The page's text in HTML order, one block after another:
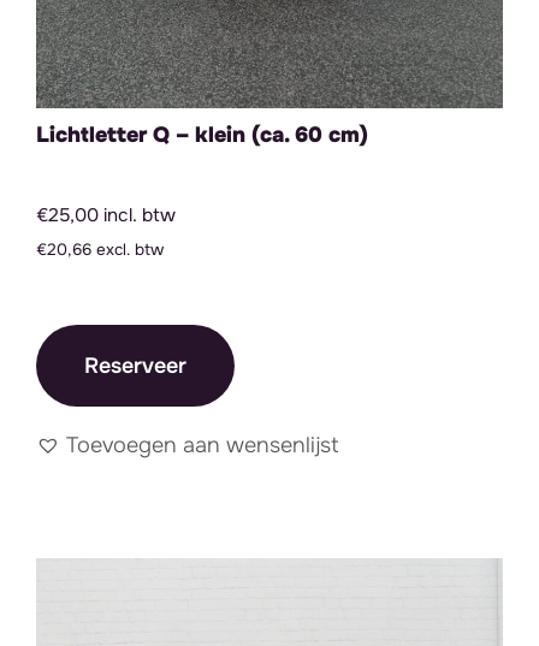
Lichtletter Q – klein (ca. 60 cm)
€25,00 incl. btw
€20,66 excl. btw
Reserveer
Toevoegen aan wensenlijst